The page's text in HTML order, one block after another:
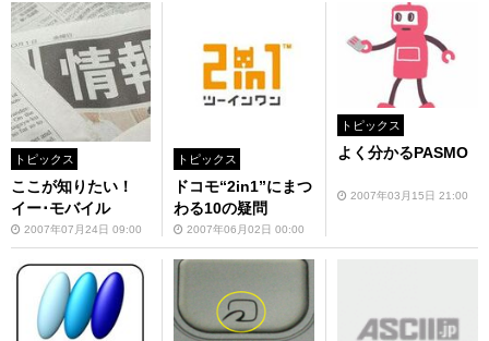
トピックス
ここが知りたい！
イー･モバイル
2007年07月24日 09:00
トピックス
ドコモ“2in1”にまつ
わる10の疑問
2007年06月02日 00:00
トピックス
よく分かるPASMO
2007年03月15日 21:00